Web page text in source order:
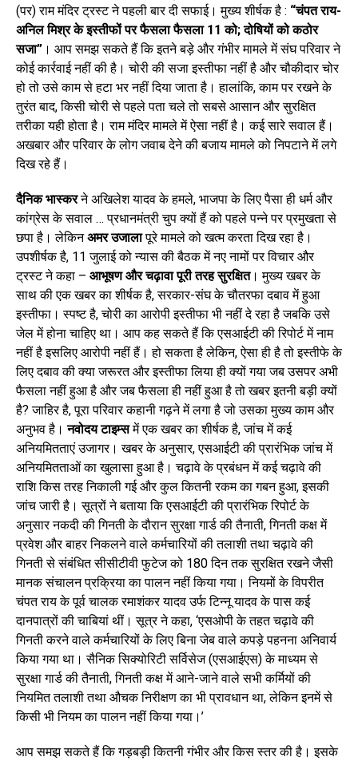
(पर) राम मंदिर ट्रस्ट ने पहली बार दी सफाई। मुख्य शीर्षक है : “चंपत राय-
अनिल मिश्र के इस्तीफों पर फैसला फैसला 11 को; दोषियों को कठोर
सजा” । आप समझ सकते हैं कि इतने बड़े और गंभीर मामले में संघ परिवार ने
कोई कार्रवाई नहीं की है। चोरी की सजा इस्तीफा नहीं है और चौकीदार चोर
हो तो उसे काम से हटा भर नहीं दिया जाता है। हालांकि, काम पर रखने के
तुरंत बाद, किसी चोरी से पहले पता चले तो सबसे आसान और सुरक्षित
तरीका यही होता है। राम मंदिर मामले में ऐसा नहीं है। कई सारे सवाल हैं।
अखबार और परिवार के लोग जवाब देने की बजाय मामले को निपटाने में लगे
दिख रहे हैं।
दैनिक भास्करने अखिलेश यादव के हमले, भाजपा के लिए पैसा ही धर्म और
कांग्रेस के सवाल … प्रधानमंत्री चुप क्यों हैं को पहले पन्ने पर प्रमुखता से
छपा है। लेकिनअमर उजालापूरे मामले को खत्म करता दिख रहा है।
उपशीर्षक है, 11 जुलाई को न्यास की बैठक में नए नामों पर विचार और
ट्रस्ट ने कहा – आभूषण और चढ़ावा पूरी तरह सुरक्षित। मुख्य खबर के
साथ की एक खबर का शीर्षक है, सरकार-संघ के चौतरफा दबाव में हुआ
इस्तीफा। स्पष्ट है, चोरी का आरोपी इस्तीफा भी नहीं दे रहा है जबकि उसे
जेल में होना चाहिए था। आप कह सकते हैं कि एसआईटी की रिपोर्ट में नाम
नहीं है इसलिए आरोपी नहीं हैं। हो सकता है लेकिन, ऐसा ही है तो इस्तीफे के
लिए दबाव की क्या जरूरत और इस्तीफा लिया ही क्यों गया जब उसपर अभी
फैसला नहीं हुआ है और जब फैसला ही नहीं हुआ है तो खबर इतनी बड़ी क्यों
है? जाहिर है, पूरा परिवार कहानी गढ़ने में लगा है जो उसका मुख्य काम और
अनुभव है।नवोदय टाइम्समें एक खबर का शीर्षक है, जांच में कई
अनियमितताएं उजागर। खबर के अनुसार, एसआईटी की प्रारंभिक जांच में
अनियमितताओं का खुलासा हुआ है। चढ़ावे के प्रबंधन में कई चढ़ावे की
राशि किस तरह निकाली गई और कुल कितनी रकम का गबन हुआ, इसकी
जांच जारी है। सूत्रों ने बताया कि एसआईटी की प्रारंभिक रिपोर्ट के
अनुसार नकदी की गिनती के दौरान सुरक्षा गार्ड की तैनाती, गिनती कक्ष में
प्रवेश और बाहर निकलने वाले कर्मचारियों की तलाशी तथा चढ़ावे की
गिनती से संबंधित सीसीटीवी फुटेज को 180 दिन तक सुरक्षित रखने जैसी
मानक संचालन प्रक्रिया का पालन नहीं किया गया। नियमों के विपरीत
चंपत राय के पूर्व चालक रमाशंकर यादव उर्फ टिन्नू यादव के पास कई
दानपात्रों की चाबियां थीं। सूत्र ने कहा, ‘एसओपी के तहत चढ़ावे की
गिनती करने वाले कर्मचारियों के लिए बिना जेब वाले कपड़े पहनना अनिवार्य
किया गया था। सैनिक सिक्योरिटी सर्विसेज (एसआईएस) के माध्यम से
सुरक्षा गार्ड की तैनाती, गिनती कक्ष में आने-जाने वाले सभी कर्मियों की
नियमित तलाशी तथा औचक निरीक्षण का भी प्रावधान था, लेकिन इनमें से
किसी भी नियम का पालन नहीं किया गया।’
आप समझ सकते हैं कि गड़बड़ी कितनी गंभीर और किस स्तर की है। इसके